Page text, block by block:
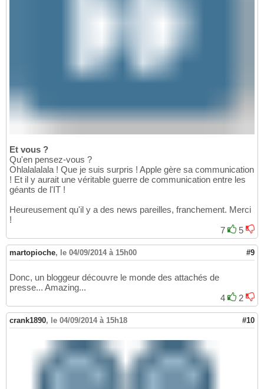
Et vous ?
Qu'en pensez-vous ?
Ohlalalalala ! Que je suis surpris ! Apple gère sa communication
! Et il y aurait une véritable guerre de communication entre les
géants de l'IT !
Heureusement qu'il y a des news pareilles, franchement. Merci
!
7
5
martopioche, le 04/09/2014 à 15h00 #9
Donc, un bloggeur découvre le monde des attachés de
presse... Amazing...
4
2
crank1890, le 04/09/2014 à 15h18 #10